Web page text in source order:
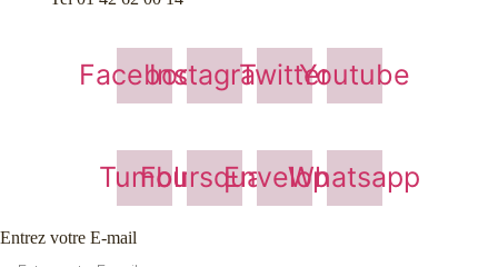
FacebookInstagramTwitterYoutube
Tumblr
Foursquare
EnvelopeWhatsapp
Entrez votre E-mail